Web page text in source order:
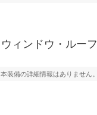
ウィンドウ・ルーフ
本装備の詳細情報はありません。